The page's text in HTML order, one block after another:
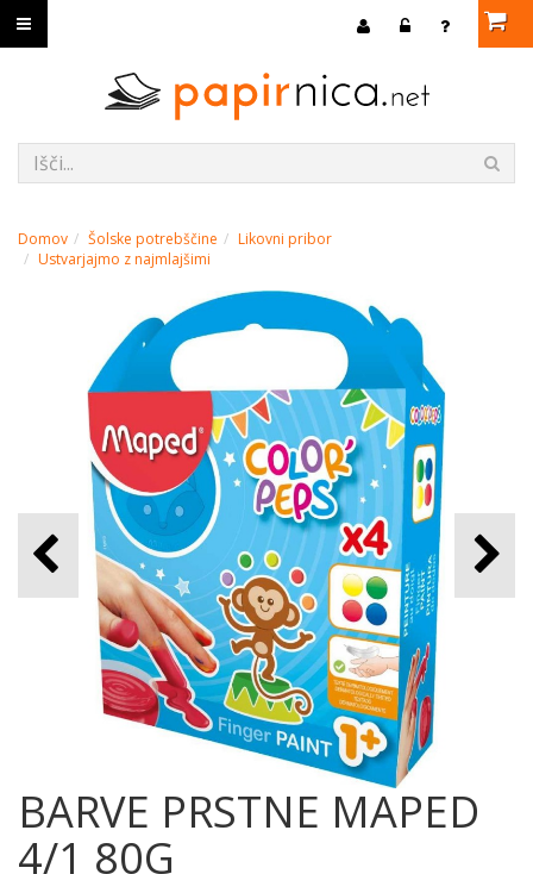
Domov Šolske potrebščine
Likovni pribor
Ustvarjajmo z najmlajšimi
BARVE PRSTNE MAPED
4/1 80G